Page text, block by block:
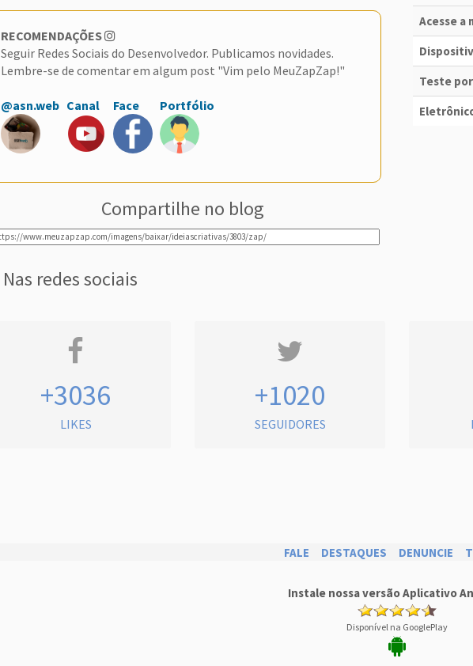
RECOMENDAÇÕES
Seguir Redes Sociais do Desenvolvedor. Publicamos novidades.
Lembre-se de comentar em algum post "Vim pelo MeuZapZap!"
@asn.web Canal Face Portfólio
Compartilhe no blog
Acesse
Teste
Nas redes sociais
+3036
LIKES
+1020
SEGUIDORES
FALE DESTAQUES DENUNCIE
Instale nossa versão Aplicativo
Disponível na GooglePlay